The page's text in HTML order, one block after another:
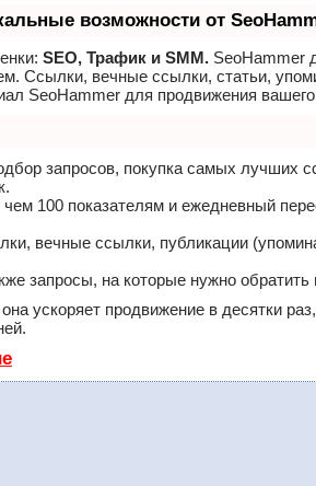
возможности от
SEO, Трафик и SMM. SeoHammer
Ссылки, вечные ссылки, статьи,
SeoHammer для продвижения вашего
запросов, покупка самых лучших
100 показателям и ежедневный
вечные ссылки, публикации
запросы, на которые нужно обратить
она ускоряет продвижение в десятки